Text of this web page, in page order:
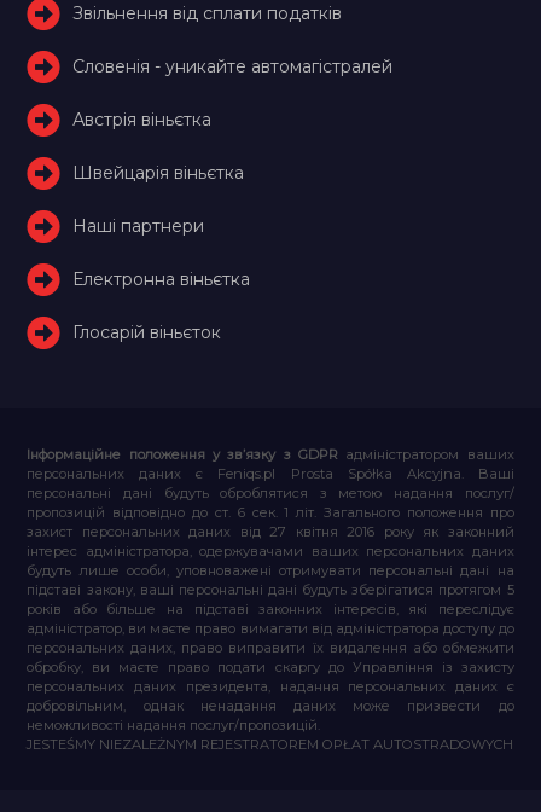
Звільнення від сплати податків
Словенія - уникайте автомагістралей
Австрія віньєтка
Швейцарія віньєтка
Наші партнери
Електронна віньєтка
Глосарій віньєток
Інформаційне положення у зв’язку з GDPR адміністратором ваших
персональних даних є Feniqs.pl Prosta Spółka Akcyjna. Ваші
персональні дані будуть оброблятися з метою надання послуг/
пропозицій відповідно до ст. 6 сек. 1 літ. Загального положення про
захист персональних даних від 27 квітня 2016 року як законний
інтерес адміністратора, одержувачами ваших персональних даних
будуть лише особи, уповноважені отримувати персональні дані на
підставі закону, ваші персональні дані будуть зберігатися протягом 5
років або більше на підставі законних інтересів, які переслідує
адміністратор, ви маєте право вимагати від адміністратора доступу до
персональних даних, право виправити їх видалення або обмежити
обробку, ви маєте право подати скаргу до Управління із захисту
персональних даних президента, надання персональних даних є
добровільним, однак ненадання даних може призвести до
неможливості надання послуг/пропозицій.
JESTEŚMY NIEZALEŻNYM REJESTRATOREM OPŁAT AUTOSTRADOWYCH